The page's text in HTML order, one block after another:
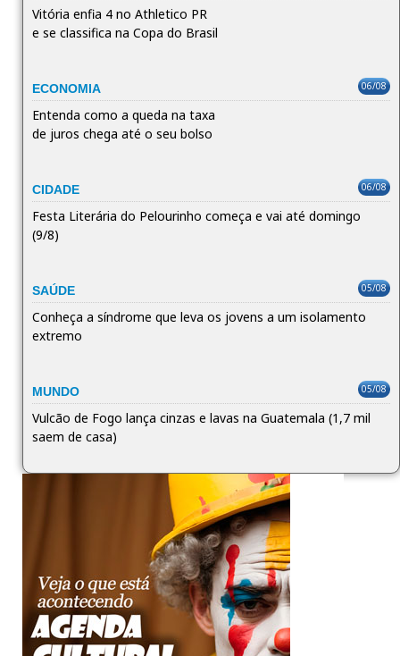
Vitória enfia 4 no Athletico PR
e se classifica na Copa do Brasil
ECONOMIA 06/08
Entenda como a queda na taxa
de juros chega até o seu bolso
CIDADE 06/08
Festa Literária do Pelourinho começa e vai até domingo
(9/8)
SAÚDE 05/08
Conheça a síndrome que leva os jovens a um isolamento
extremo
MUNDO 05/08
Vulcão de Fogo lança cinzas e lavas na Guatemala (1,7 mil
saem de casa)